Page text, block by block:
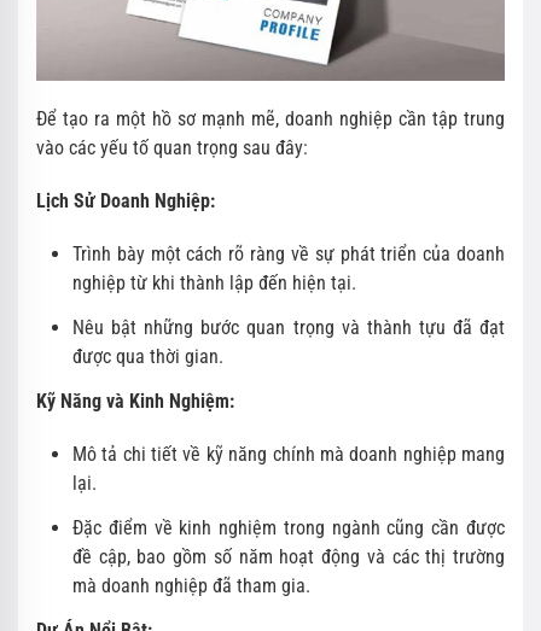
Để tạo ra một hồ sơ mạnh mẽ, doanh nghiệp cần tập trung
vào các yếu tố quan trọng sau đây:
Lịch Sử Doanh Nghiệp:
Trình bày một cách rõ ràng về sự phát triển của doanh
nghiệp từ khi thành lập đến hiện tại.
Nêu bật những bước quan trọng và thành tựu đã đạt
được qua thời gian.
Kỹ Năng và Kinh Nghiệm:
Mô tả chi tiết về kỹ năng chính mà doanh nghiệp mang
lại.
Đặc điểm về kinh nghiệm trong ngành cũng cần được
đề cập, bao gồm số năm hoạt động và các thị trường
mà doanh nghiệp đã tham gia.